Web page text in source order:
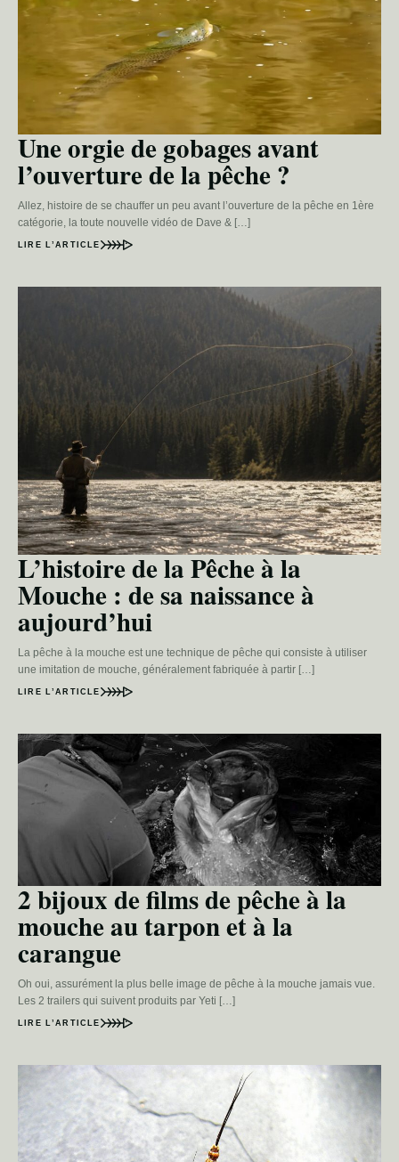
Une orgie de gobages avant
l’ouverture de la pêche ?
Allez, histoire de se chauffer un peu avant l’ouverture de la pêche en 1ère
catégorie, la toute nouvelle vidéo de Dave & […]
LIRE L’ARTICLE
L’histoire de la Pêche à la
Mouche : de sa naissance à
aujourd’hui
La pêche à la mouche est une technique de pêche qui consiste à utiliser
une imitation de mouche, généralement fabriquée à partir […]
LIRE L’ARTICLE
2 bijoux de films de pêche à la
mouche au tarpon et à la
carangue
Oh oui, assurément la plus belle image de pêche à la mouche jamais vue.
Les 2 trailers qui suivent produits par Yeti […]
LIRE L’ARTICLE